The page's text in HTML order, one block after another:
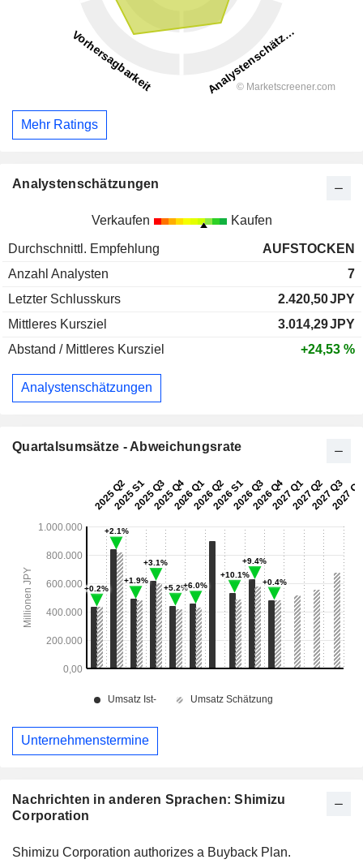
Nachrichten in anderen Sprachen: Shimizu
Corporation
Shimizu Corporation authorizes a Buyback Plan.
Mehr Ratings
Analystenschätzungen
Verkaufen Kaufen
Durchschnittl. Empfehlung
AUFSTOCKEN
Anzahl Analysten
7
Letzter Schlusskurs
2.420,50JPY
Mittleres Kursziel
3.014,29JPY
Abstand / Mittleres Kursziel
+24,53 %
Analystenschätzungen
Quartalsumsätze - Abweichungsrate
Unternehmenstermine